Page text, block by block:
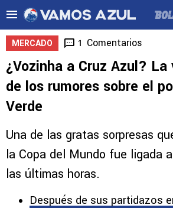
MERCADO 1 Comentarios
¿Vozinha a Cruz Azul?
de los rumores sobre el
Verde
Una de las gratas sorpresas
la Copa del Mundo fue ligada
las últimas horas.
Después de sus partidazos